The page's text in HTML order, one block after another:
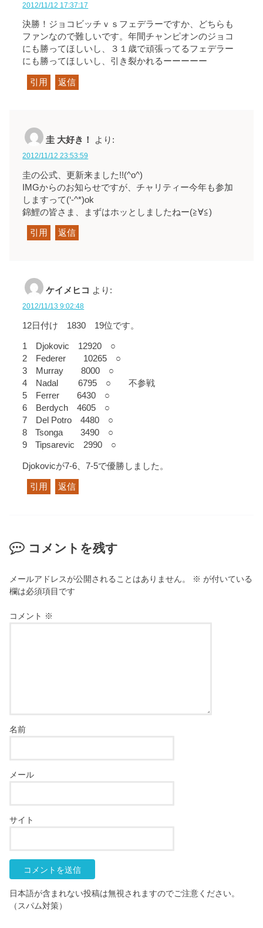
2012/11/12 17:37:17
決勝！ジョコビッチｖｓフェデラーですか、どちらも
ファンなので難しいです。年間チャンピオンのジョコ
にも勝ってほしいし、３１歳で頑張ってるフェデラー
にも勝ってほしいし、引き裂かれるーーーーー
引用 返信
圭 大好き！ より:
2012/11/12 23:53:59
圭の公式、更新来ました!!(^o^)
IMGからのお知らせですが、チャリティー今年も参加
しますって(‘-^*)ok
錦鯉の皆さま、まずはホッとしましたねー(≧∀≦)
引用 返信
ケイメヒコ より:
2012/11/13 9:02:48
12日付け 1830 19位です。
1 Djokovic 12920 ○
2 Federer 10265 ○
3 Murray 8000 ○
4 Nadal 6795 ○ 不参戦
5 Ferrer 6430 ○
6 Berdych 4605 ○
7 Del Potro 4480 ○
8 Tsonga 3490 ○
9 Tipsarevic 2990 ○
Djokovicが7-6、7-5で優勝しました。
引用 返信
コメントを残す
メールアドレスが公開されることはありません。 ※ が付いている
欄は必須項目です
コメント ※
名前
メール
サイト
日本語が含まれない投稿は無視されますのでご注意ください。
（スパム対策）